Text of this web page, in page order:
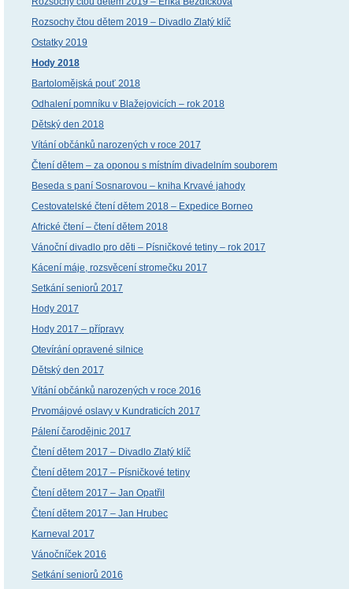
Rozsochy čtou dětem 2019 – Divadlo Zlatý klíč
Ostatky 2019
Hody 2018
Bartolomějská pouť 2018
Odhalení pomníku v Blažejovicích – rok 2018
Dětský den 2018
Vítání občánků narozených v roce 2017
Čtení dětem – za oponou s místním divadelním souborem
Beseda s paní Sosnarovou – kniha Krvavé jahody
Cestovatelské čtení dětem 2018 – Expedice Borneo
Africké čtení – čtení dětem 2018
Vánoční divadlo pro děti – Písničkové tetiny – rok 2017
Kácení máje, rozsvěcení stromečku 2017
Setkání seniorů 2017
Hody 2017
Hody 2017 – přípravy
Otevírání opravené silnice
Dětský den 2017
Vítání občánků narozených v roce 2016
Prvomájové oslavy v Kundraticích 2017
Pálení čarodějnic 2017
Čtení dětem 2017 – Divadlo Zlatý klíč
Čtení dětem 2017 – Písničkové tetiny
Čtení dětem 2017 – Jan Opatřil
Čtení dětem 2017 – Jan Hrubec
Karneval 2017
Vánočníček 2016
Setkání seniorů 2016